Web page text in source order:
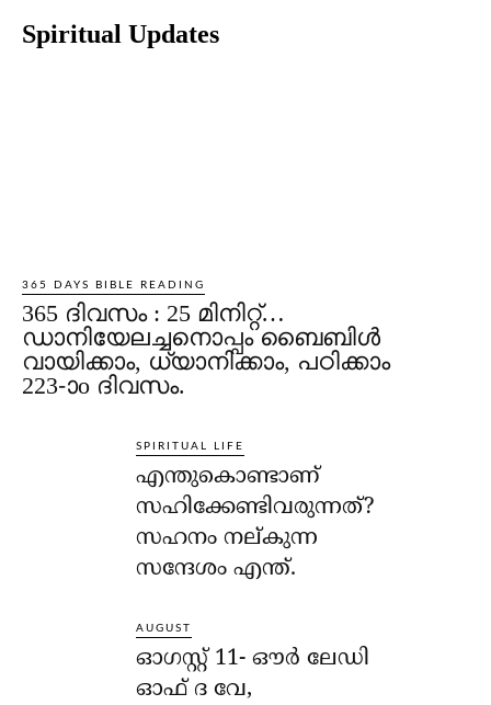
Spiritual Updates
365 DAYS BIBLE READING
365 ദിവസം : 25 മിനിറ്റ്…
ഡാനിയേലച്ചനൊപ്പം ബൈബിൾ
വായിക്കാം, ധ്യാനിക്കാം, പഠിക്കാം
223-ാo ദിവസം.
SPIRITUAL LIFE
എന്തുകൊണ്ടാണ്
സഹിക്കേണ്ടിവരുന്നത്?
സഹനം നല്കുന്ന
സന്ദേശം എന്ത്.
AUGUST
ഓഗസ്റ്റ് 11- ഔര്‍ ലേഡി
ഓഫ് ദ വേ,